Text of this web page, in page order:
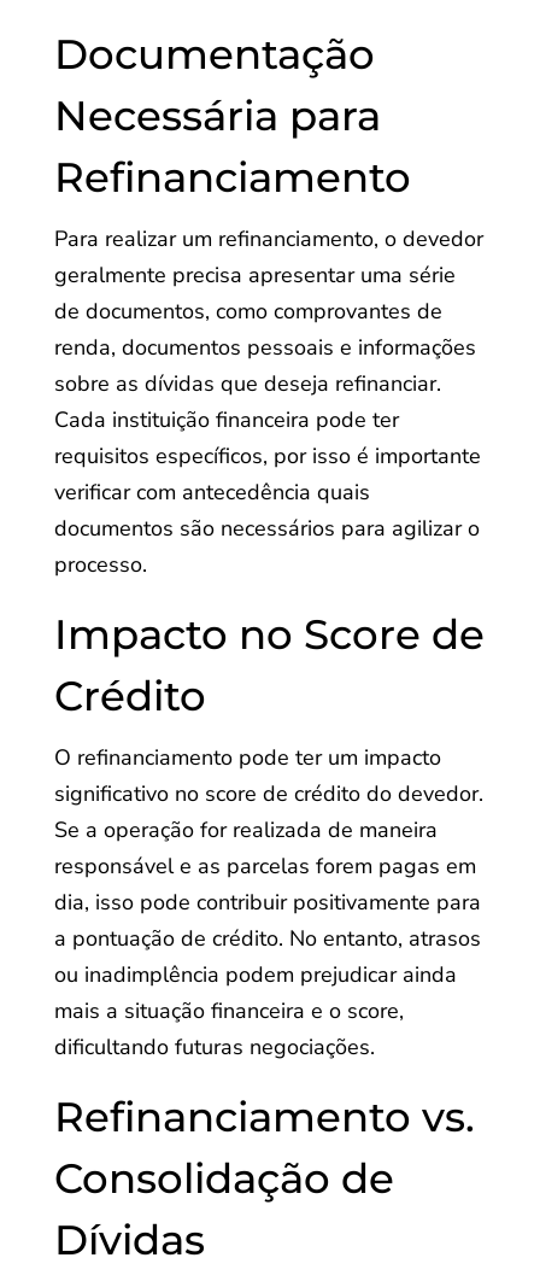
Documentação
Necessária para
Refinanciamento
Para realizar um refinanciamento, o devedor
geralmente precisa apresentar uma série
de documentos, como comprovantes de
renda, documentos pessoais e informações
sobre as dívidas que deseja refinanciar.
Cada instituição financeira pode ter
requisitos específicos, por isso é importante
verificar com antecedência quais
documentos são necessários para agilizar o
processo.
Impacto no Score de
Crédito
O refinanciamento pode ter um impacto
significativo no score de crédito do devedor.
Se a operação for realizada de maneira
responsável e as parcelas forem pagas em
dia, isso pode contribuir positivamente para
a pontuação de crédito. No entanto, atrasos
ou inadimplência podem prejudicar ainda
mais a situação financeira e o score,
dificultando futuras negociações.
Refinanciamento vs.
Consolidação de
Dívidas